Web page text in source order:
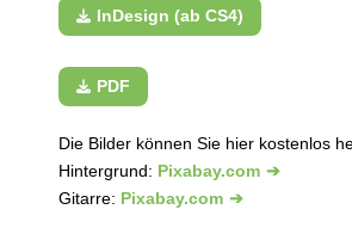
InDesign (ab CS4)
PDF
Die Bilder können Sie hier kostenlos
Hintergrund: Pixabay.com
Gitarre: Pixabay.com